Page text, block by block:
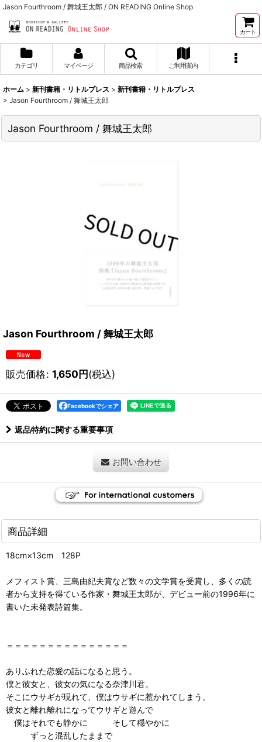
Jason Fourthroom / 舞城王太郎 / ON READING Online Shop
カート
カテゴリ マイページ 商品検索 ご利用案内
ホーム > 新刊書籍・リトルプレス > 新刊書籍・リトルプレス
> Jason Fourthroom / 舞城王太郎
Jason Fourthroom / 舞城王太郎
Jason Fourthroom / 舞城王太郎
販売価格: 1,650円(税込)
Facebookでシェア
返品特約に関する重要事項
お問い合わせ
商品詳細
18cm×13cm 128P
メフィスト賞、三島由紀夫賞など数々の文学賞を受賞し、多くの読
者から支持を得ている作家・舞城王太郎が、デビュー前の1996年に
書いた未発表詩篇集。
＝＝＝＝＝＝＝＝＝＝＝＝＝＝＝
ありふれた恋愛の話になると思う。
僕と彼女と、彼女の気になる奈津川君。
そこにウサギが現れて、僕はウサギに惹かれてしまう。
彼女と離れ離れになってウサギと遊んで
僕はそれでも静かに そして穏やかに
ずっと混乱したままで